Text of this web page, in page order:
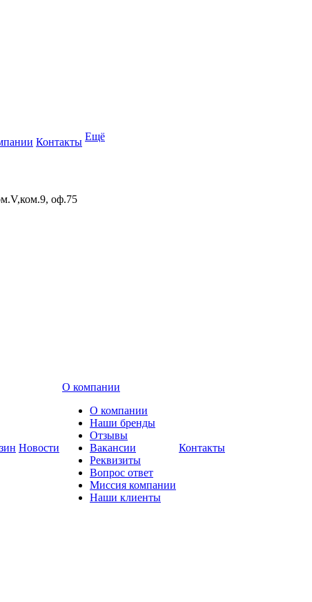
Контакты Ещё
оф.75
Новости
О компании
О компании
Наши бренды
Отзывы
Вакансии
Реквизиты
Вопрос ответ
Миссия компании
Наши клиенты
Контакты